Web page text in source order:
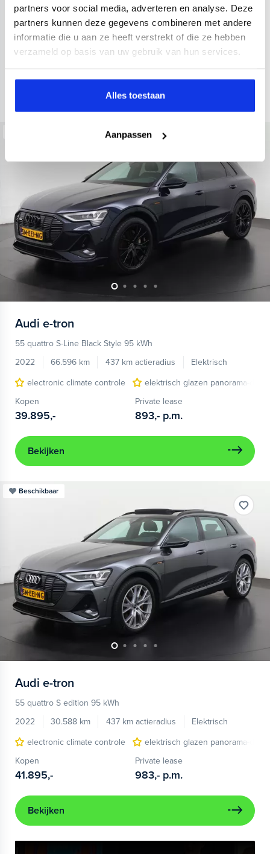
partners voor social media, adverteren en analyse. Deze
partners kunnen deze gegevens combineren met andere
informatie die u aan ze heeft verstrekt of die ze hebben
verzameld op basis van uw gebruik van hun services.
Alles toestaan
Aanpassen
34.998 km 437 km actieradius
Elektrisch
electronic climate controle
elektrisch glazen panorama-dak
Kopen
36.895,-
Private lease
793,- p.m.
Audi e-tron
55 quattro S-Line Black Style 95 kWh
2022
66.596 km 437 km actieradius
Elektrisch
electronic climate controle
elektrisch glazen panorama-dak
Kopen
39.895,-
Private lease
893,- p.m.
Bekijken
Beschikbaar
Audi e-tron
55 quattro S edition 95 kWh
2022
30.588 km 437 km actieradius
Elektrisch
electronic climate controle
elektrisch glazen panorama-dak
Kopen
41.895,-
Private lease
983,- p.m.
Bekijken